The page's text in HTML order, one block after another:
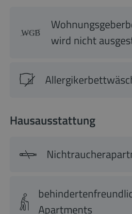
wird nicht
Hausausstattung
Apartments